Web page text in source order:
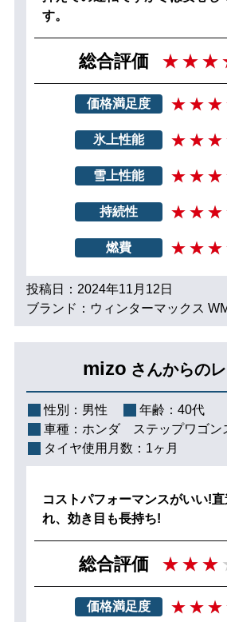
す。
総合評価
価格満足度
氷上性能
雪上性能
持続性
燃費
投稿日：2024年11月12日
ブランド：ウィンターマックス
mizo さんからの
性別： 男性 年齢： 40代
車種： ホンダ ステップワゴン
タイヤ使用月数： 1ヶ月
コストパフォーマンスがいい!
れ、効き目も長持ち!
総合評価
価格満足度